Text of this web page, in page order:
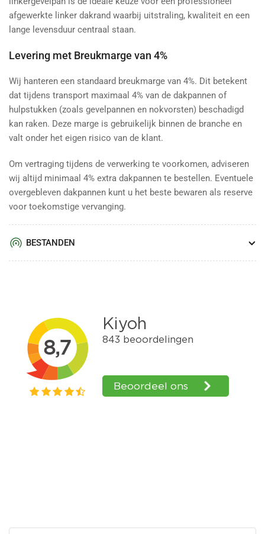
afgewerkte linker dakrand waarbij uitstraling, kwaliteit en een
lange levensduur centraal staan.
Levering met Breukmarge van 4%
Wij hanteren een standaard breukmarge van 4%. Dit betekent
dat tijdens transport maximaal 4% van de dakpannen of
hulpstukken (zoals gevelpannen en nokvorsten) beschadigd
kan raken. Deze marge is gebruikelijk binnen de branche en
valt onder het eigen risico van de klant.
Om vertraging tijdens de verwerking te voorkomen, adviseren
wij altijd minimaal 4% extra dakpannen te bestellen. Eventuele
overgebleven dakpannen kunt u het beste bewaren als reserve
voor toekomstige vervanging.
BESTANDEN